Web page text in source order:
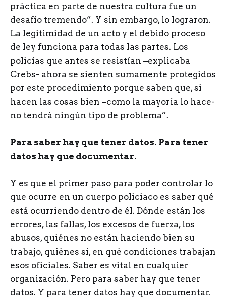
práctica en parte de nuestra cultura fue un
desafío tremendo”. Y sin embargo, lo lograron.
La legitimidad de un acto y el debido proceso
de ley funciona para todas las partes. Los
policías que antes se resistían –explicaba
Crebs- ahora se sienten sumamente protegidos
por este procedimiento porque saben que, si
hacen las cosas bien –como la mayoría lo hace-
no tendrá ningún tipo de problema”.
Para saber hay que tener datos. Para tener
datos hay que documentar.
Y es que el primer paso para poder controlar lo
que ocurre en un cuerpo policiaco es saber qué
está ocurriendo dentro de él. Dónde están los
errores, las fallas, los excesos de fuerza, los
abusos, quiénes no están haciendo bien su
trabajo, quiénes sí, en qué condiciones trabajan
esos oficiales. Saber es vital en cualquier
organización. Pero para saber hay que tener
datos. Y para tener datos hay que documentar.